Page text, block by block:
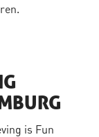
is Fun